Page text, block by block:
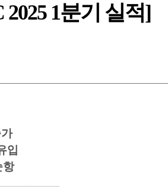
1분기 실적]
입
항